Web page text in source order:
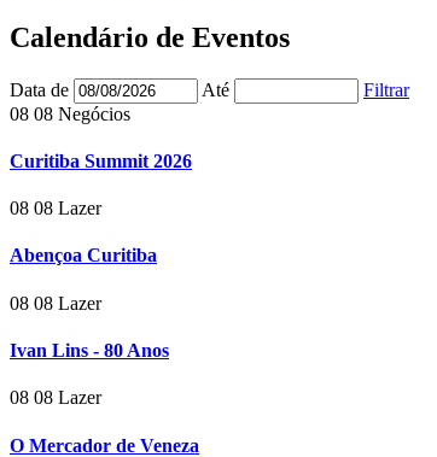
Calendário de Eventos
Data de Até
Filtrar
08 08 Negócios
Curitiba Summit 2026
08 08 Lazer
Abençoa Curitiba
08 08 Lazer
Ivan Lins - 80 Anos
08 08 Lazer
O Mercador de Veneza